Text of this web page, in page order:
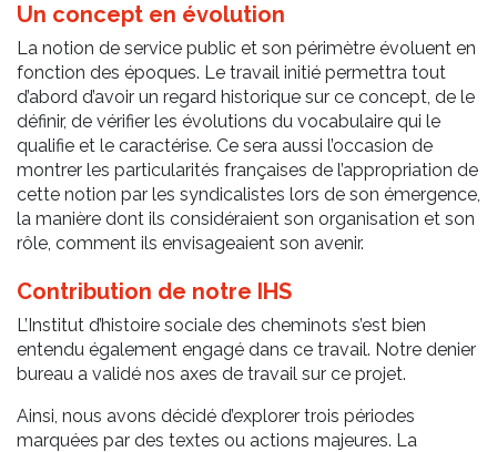
Un concept en évolution
La notion de service public et son périmètre évoluent en
fonction des époques. Le travail initié permettra tout
d’abord d’avoir un regard historique sur ce concept, de le
définir, de vérifier les évolutions du vocabulaire qui le
qualifie et le caractérise. Ce sera aussi l’occasion de
montrer les particularités françaises de l’appropriation de
cette notion par les syndicalistes lors de son émergence,
la manière dont ils considéraient son organisation et son
rôle, comment ils envisageaient son avenir.
Contribution de notre IHS
L’Institut d’histoire sociale des cheminots s’est bien
entendu également engagé dans ce travail. Notre denier
bureau a validé nos axes de travail sur ce projet.
Ainsi, nous avons décidé d’explorer trois périodes
marquées par des textes ou actions majeures. La